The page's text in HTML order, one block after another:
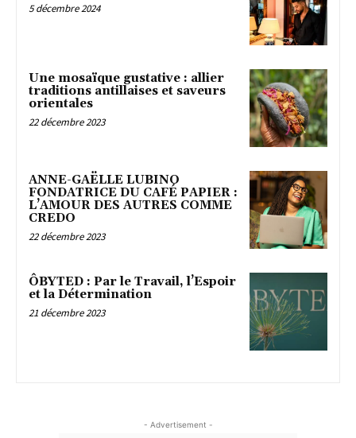
5 décembre 2024
Une mosaïque gustative : allier
traditions antillaises et saveurs
orientales
22 décembre 2023
ANNE-GAËLLE LUBINO
FONDATRICE DU CAFÉ PAPIER :
L’AMOUR DES AUTRES COMME
CREDO
22 décembre 2023
ÔBYTED : Par le Travail, l’Espoir
et la Détermination
21 décembre 2023
- Advertisement -